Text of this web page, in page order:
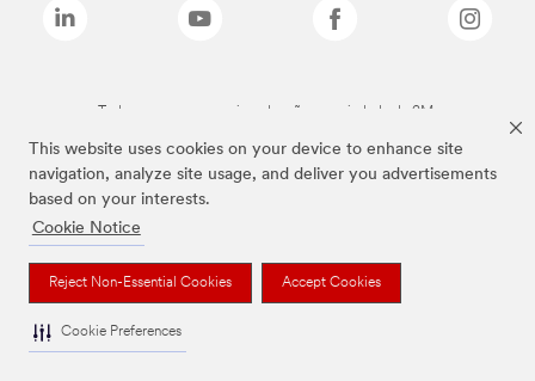
This website uses cookies on your device to enhance site
navigation, analyze site usage, and deliver you advertisements
based on your interests.
Cookie Notice
Reject Non-Essential Cookies Accept Cookies
Cookie Preferences
Todas as marcas mencionadas são propriedade da 3M.